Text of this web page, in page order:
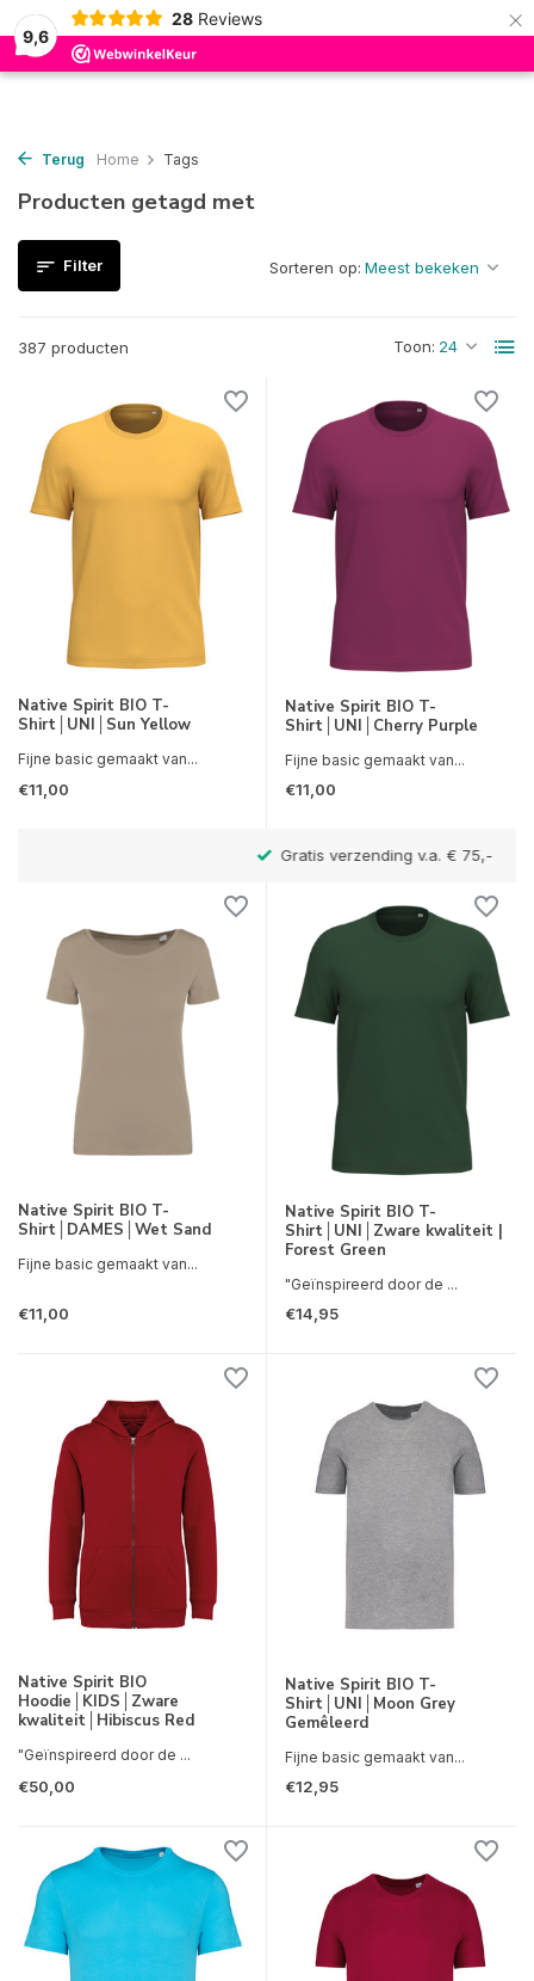
9,6
28 Reviews ×
0
Terug Home Tags
Producten getagd met
Filter
387 producten Toon:
Sorteren op:
Native Spirit BIO T-
Shirt│UNI│Sun Yellow
Fijne basic gemaakt van...
€11,00
Native Spirit BIO T-
Shirt│UNI│Cherry Purple
Fijne basic gemaakt van...
€11,00
Gratis verzending v.a. € 75,-
Native Spirit BIO T-
Shirt│DAMES│Wet Sand
Fijne basic gemaakt van...
€11,00
Native Spirit BIO T-
Shirt│UNI│Zware kwaliteit |
Forest Green
"Geïnspireerd door de ...
€14,95
Native Spirit BIO
Hoodie│KIDS│Zware
kwaliteit│Hibiscus Red
"Geïnspireerd door de ...
€50,00
Native Spirit BIO T-
Shirt│UNI│Moon Grey
Gemêleerd
Fijne basic gemaakt van...
€12,95